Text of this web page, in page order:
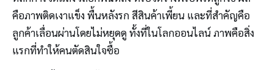
คือภาพติดเงาแข็ง พื้นหลังรก สีสินค้าเพี้ยน และที่สำคัญคือ
ลูกค้าเลื่อนผ่านโดยไม่หยุดดู ทั้งที่ในโลกออนไลน์ ภาพคือสิ่ง
แรกที่ทำให้คนตัดสินใจซื้อ